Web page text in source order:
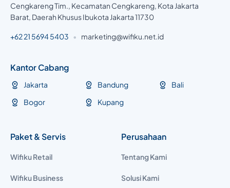
Cengkareng Tim., Kecamatan Cengkareng, Kota Jakarta
Barat, Daerah Khusus Ibukota Jakarta 11730
+62 21 5694 5403 • marketing@wifiku.net.id
Kantor Cabang
Jakarta
Bogor
Bandung
Kupang
Bali
Paket & Servis
Wifiku Retail
Wifiku Business
Perusahaan
Tentang Kami
Solusi Kami